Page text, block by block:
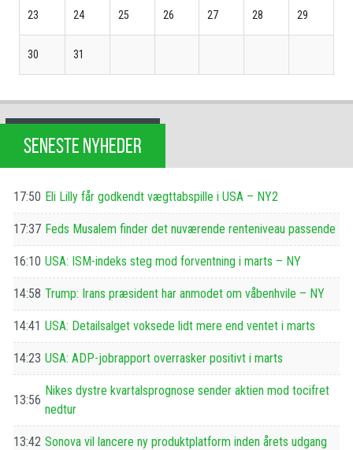
23 24 25 26 27 28 29
30 31
SENESTE NYHEDER
17:50 Eli Lilly får godkendt vægttabspille i USA – NY2
17:37 Feds Musalem finder det nuværende renteniveau passende
16:10 USA: ISM-indeks steg mod forventning i marts – NY
14:58 Trump: Irans præsident har anmodet om våbenhvile – NY
14:41 USA: Detailsalget voksede lidt mere end ventet i marts
14:23 USA: ADP-jobrapport overrasker positivt i marts
13:56
Nikes dystre kvartalsprognose sender aktien mod tocifret
nedtur
13:42 Sonova vil lancere ny produktplatform inden årets udgang